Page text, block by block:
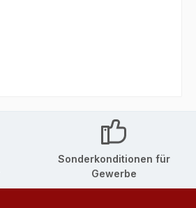
Sonderkonditionen für
Gewerbe